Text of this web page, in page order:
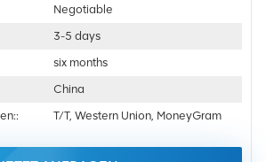
Negotiable
3-5 days
six months
China
T/T, Western Union, MoneyGram